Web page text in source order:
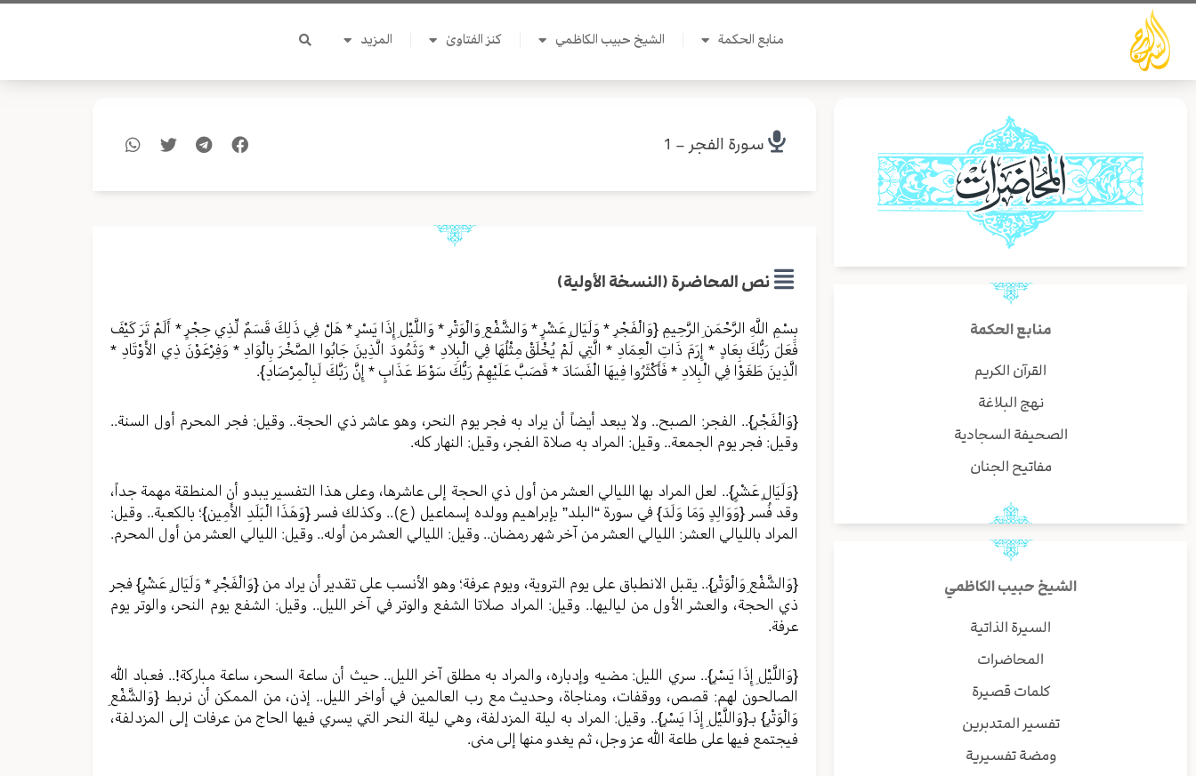
تخطي
المحتوى
منابع الحكمة الشيخ حبيب الكاظمي كنز الفتاوىٰ المزيد
منابع الحكمة
القرآن الكريم
نهج البلاغة
الصحيفة السجادية
مفاتيح الجنان
الشيخ حبيب الكاظمي
السيرة الذاتية
المحاضرات
كلمات قصيرة
تفسير المتدبرين
ومضة تفسيرية
سورة الفجر – 1
نص المحاضرة (النسخة الأولية)
بِسْمِ اللَّهِ الرَّحْمَنِ الرَّحِيمِ {وَالْفَجْرِ * وَلَيَالٍ عَشْرٍ * وَالشَّفْعِ وَالْوَتْرِ * وَاللَّيْلِ إِذَا يَسْرِ * هَلْ فِي ذَلِكَ قَسَمٌ لِّذِي حِجْرٍ * أَلَمْ تَرَ كَيْفَ
فَعَلَ رَبُّكَ بِعَادٍ * إِرَمَ ذَاتِ الْعِمَادِ * الَّتِي لَمْ يُخْلَقْ مِثْلُهَا فِي الْبِلادِ * وَثَمُودَ الَّذِينَ جَابُوا الصَّخْرَ بِالْوَادِ * وَفِرْعَوْنَ ذِي الأَوْتَادِ *
الَّذِينَ طَغَوْا فِي الْبِلادِ * فَأَكْثَرُوا فِيهَا الْفَسَادَ * فَصَبَّ عَلَيْهِمْ رَبُّكَ سَوْطَ عَذَابٍ * إِنَّ رَبَّكَ لَبِالْمِرْصَادِ}.
{وَالْفَجْرِ}.. الفجر: الصبح.. ولا يبعد أيضاً أن يراد به فجر يوم النحر، وهو عاشر ذي الحجة.. وقيل: فجر المحرم أول السنة..
وقيل: فجر يوم الجمعة.. وقيل: المراد به صلاة الفجر، وقيل: النهار كله.
{وَلَيَالٍ عَشْرٍ}.. لعل المراد بها الليالي العشر من أول ذي الحجة إلى عاشرها، وعلى هذا التفسير يبدو أن المنطقة مهمة جداً،
وقد فُسر {وَوَالِدٍ وَمَا وَلَدَ} في سورة “البلد” بإبراهيم وولده إسماعيل (ع).. وكذلك فسر {وَهَذَا الْبَلَدِ الأَمِينِ}؛ بالكعبة.. وقيل:
المراد بالليالي العشر: الليالي العشر من آخر شهر رمضان.. وقيل: الليالي العشر من أوله.. وقيل: الليالي العشر من أول المحرم.
{وَالشَّفْعِ وَالْوَتْرِ}.. يقبل الانطباق على يوم التروية، ويوم عرفة؛ وهو الأنسب على تقدير أن يراد من {وَالْفَجْرِ * وَلَيَالٍ عَشْرٍ} فجر
ذي الحجة، والعشر الأول من لياليها.. وقيل: المراد صلاتا الشفع والوتر في آخر الليل.. وقيل: الشفع يوم النحر، والوتر يوم
عرفة.
{وَاللَّيْلِ إِذَا يَسْرِ}.. سري الليل: مضيه وإدباره، والمراد به مطلق آخر الليل.. حيث أن ساعة السحر، ساعة مباركة!.. فعباد الله
الصالحون لهم: قصص، ووقفات، ومناجاة، وحديث مع رب العالمين في أواخر الليل.. إذن، من الممكن أن نربط {وَالشَّفْعِ
وَالْوَتْرِ} بـ{وَاللَّيْلِ إِذَا يَسْرِ}.. وقيل: المراد به ليلة المزدلفة، وهي ليلة النحر التي يسري فيها الحاج من عرفات إلى المزدلفة،
فيجتمع فيها على طاعة الله عز وجل، ثم يغدو منها إلى منى.